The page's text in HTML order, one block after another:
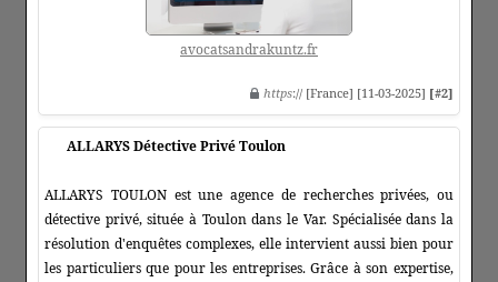
avocatsandrakuntz.fr
https:// [France] [11-03-2025] [#2]
ALLARYS Détective Privé Toulon
ALLARYS TOULON est une agence de recherches privées, ou
détective privé, située à Toulon dans le Var. Spécialisée dans la
résolution d'enquêtes complexes, elle intervient aussi bien pour
les particuliers que pour les entreprises. Grâce à son expertise,